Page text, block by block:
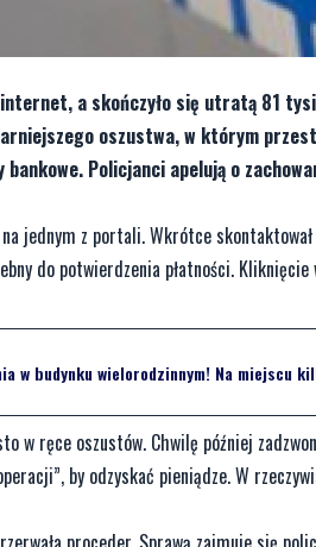
internet, a skończyło się utratą 81
oszustwa, w którym
Policjanci apelują o
jednym z portali. Wkrótce
do potwierdzenia płatności.
w budynku wielorodzinnym! Na miejscu
w ręce oszustów. Chwilę później
by odzyskać pieniądze. W